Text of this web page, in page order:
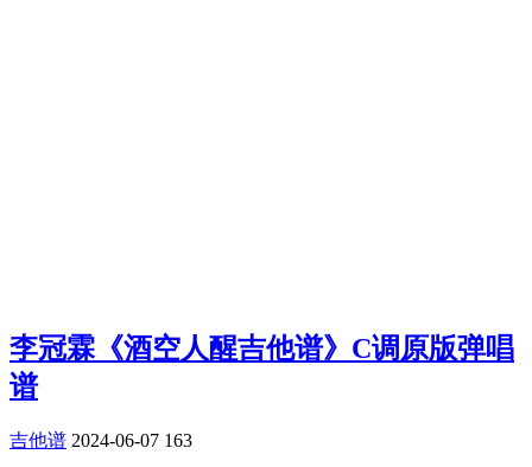
李冠霖《酒空人醒吉他谱》C调原版弹唱
谱
吉他谱 2024-06-07 163